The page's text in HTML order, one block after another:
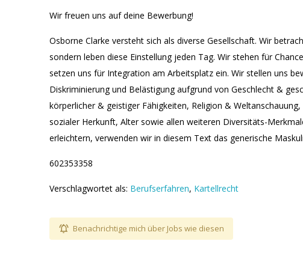
Wir freuen uns auf deine Bewerbung!
Osborne Clarke versteht sich als diverse Gesellschaft. Wir
sondern leben diese Einstellung jeden Tag. Wir stehen für
setzen uns für Integration am Arbeitsplatz ein. Wir stellen uns
Diskriminierung und Belästigung aufgrund von Geschlecht &
körperlicher & geistiger Fähigkeiten, Religion &
sozialer Herkunft, Alter sowie allen weiteren Diversitäts-
erleichtern, verwenden wir in diesem Text das generische
602353358
Verschlagwortet als: Berufserfahren, Kartellrecht
Benachrichtige mich über Jobs wie diesen